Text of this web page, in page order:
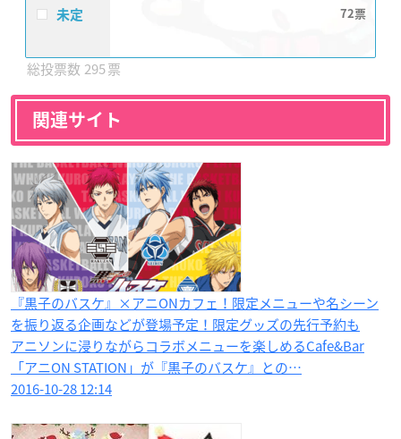
未定 72
295
関連サイト
『黒子のバスケ』×アニONカフェ！限定メニューや名シーン
を振り返る企画などが登場予定！限定グッズの先行予約も
アニソンに浸りながらコラボメニューを楽しめるCafe&Bar
「アニON STATION」が『黒子のバスケ』との…
2016-10-28 12:14